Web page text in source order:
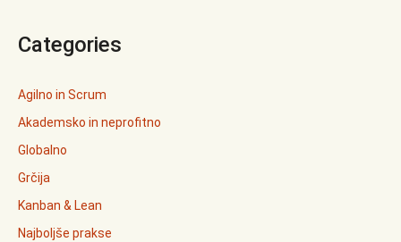
Categories
Agilno in Scrum
Akademsko in neprofitno
Globalno
Grčija
Kanban & Lean
Najboljše prakse